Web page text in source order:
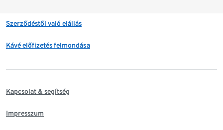
Szerződéstől való elállás
Kávé előfizetés felmondása
Kapcsolat & segítség
Impresszum